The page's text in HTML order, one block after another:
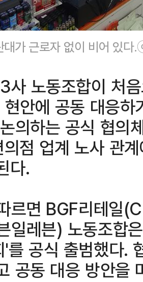
대가 근로자 없이 비어 있
사 노동조합이 처
안에 공동 대응
의하는 공식 협의
점 업계 노사 관
다.
르면 BGF리테일
일레븐) 노동조합
'를 공식 출범했다.
공동 대응 방안을